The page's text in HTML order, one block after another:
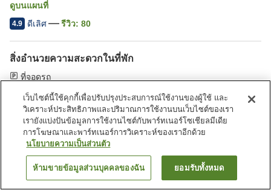
ดูบนแผนที่
4.9 ดีเลิศ รีวิว: 80
สิ่งอำนวยความสะดวกในที่พัก
ที่จอดรถ
หน้าแรก ญี่ปุ่น ฟุกุอิ นครคัตสึยามะ Dinosaur Guesthouse
ค้นหาห้องพัก
เว็บไซต์นี้ใช้คุกกี้เพื่อปรับปรุงประสบการณ์ใช้งานของผู้ใช้ และ
วิเคราะห์ประสิทธิภาพและปริมาณการใช้งานบนเว็บไซต์ของเรา
เรายังแบ่งปันข้อมูลการใช้งานไซต์กับพาร์ทเนอร์โซเชียลมีเดีย
การโฆษณาและพาร์ทเนอร์การวิเคราะห์ของเราอีกด้วย
นโยบายความเป็นส่วนตัว
ห้ามขายข้อมูลส่วนบุคคลของฉัน ยอมรับทั้งหมด